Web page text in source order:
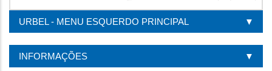
URBEL - MENU ESQUERDO PRINCIPAL
INFORMAÇÕES